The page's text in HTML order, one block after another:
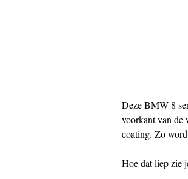
Deze BMW 8
voorkant van de
coating. Zo
Hoe dat liep zie